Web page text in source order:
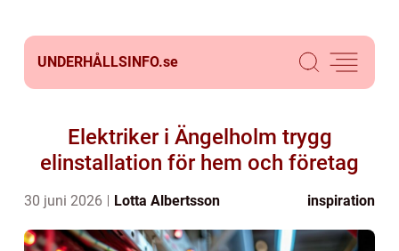
UNDERHÅLLSINFO.se
Elektriker i Ängelholm trygg
elinstallation för hem och företag
30 juni 2026 Lotta Albertsson inspiration